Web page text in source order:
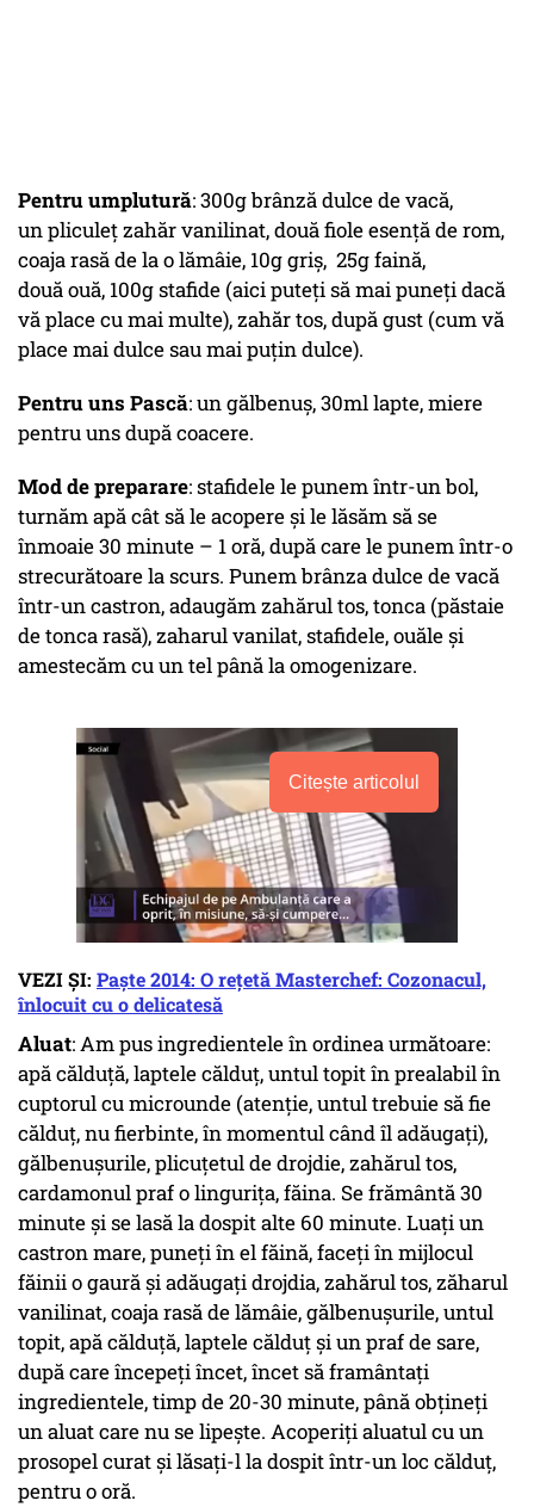
Pentru umplutură: 300g brânză dulce de vacă,
un pliculeț zahăr vanilinat, două fiole esență de rom,
coaja rasă de la o lămâie, 10g griș, 25g faină,
două ouă, 100g stafide (aici puteți să mai puneți dacă
vă place cu mai multe), zahăr tos, după gust (cum vă
place mai dulce sau mai puțin dulce).
Pentru uns Pască: un gălbenuș, 30ml lapte, miere
pentru uns după coacere.
Mod de preparare: stafidele le punem într-un bol,
turnăm apă cât să le acopere și le lăsăm să se
înmoaie 30 minute – 1 oră, după care le punem într-o
strecurătoare la scurs. Punem brânza dulce de vacă
într-un castron, adaugăm zahărul tos, tonca (păstaie
de tonca rasă), zaharul vanilat, stafidele, ouăle și
amestecăm cu un tel până la omogenizare.
Citește articolul
VEZI ȘI: Paște 2014: O rețetă Masterchef: Cozonacul,
înlocuit cu o delicatesă
Aluat: Am pus ingredientele în ordinea următoare:
apă călduță, laptele călduț, untul topit în prealabil în
cuptorul cu microunde (atenție, untul trebuie să fie
călduț, nu fierbinte, în momentul când îl adăugați),
gălbenușurile, plicuțetul de drojdie, zahărul tos,
cardamonul praf o lingurița, făina. Se frământă 30
minute și se lasă la dospit alte 60 minute. Luați un
castron mare, puneți în el făină, faceți în mijlocul
făinii o gaură și adăugați drojdia, zahărul tos, zăharul
vanilinat, coaja rasă de lămâie, gălbenușurile, untul
topit, apă călduță, laptele călduț și un praf de sare,
după care începeți încet, încet să framântați
ingredientele, timp de 20-30 minute, până obțineți
un aluat care nu se lipește. Acoperiți aluatul cu un
prosopel curat și lăsați-l la dospit într-un loc călduț,
pentru o oră.